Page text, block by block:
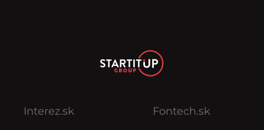
Interez.sk
Fontech.sk